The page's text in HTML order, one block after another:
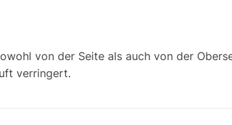
von der Seite als auch von der
verringert.